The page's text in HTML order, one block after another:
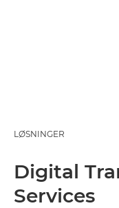
LØSNINGER
Digital
Services